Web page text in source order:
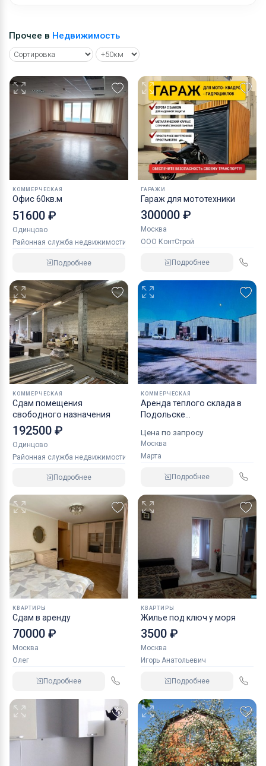
Прочее в Недвижимость
КОММЕРЧЕСКАЯ
Офис 60кв.м
51600 ₽
Одинцово
Районная служба недвижимости
Подробнее
ГАРАЖИ
Гараж для мототехники
300000 ₽
Москва
ООО КонтСтрой
Подробнее
КОММЕРЧЕСКАЯ
Сдам помещения
свободного назначения
192500 ₽
Одинцово
Районная служба недвижимости
Подробнее
КОММЕРЧЕСКАЯ
Аренда теплого склада в
Подольске
Цена по запросу
Москва
Марта
Подробнее
КВАРТИРЫ
Сдам в аренду
70000 ₽
Москва
Олег
Подробнее
КВАРТИРЫ
Жилье под ключ у моря
3500 ₽
Москва
Игорь Анатольевич
Подробнее